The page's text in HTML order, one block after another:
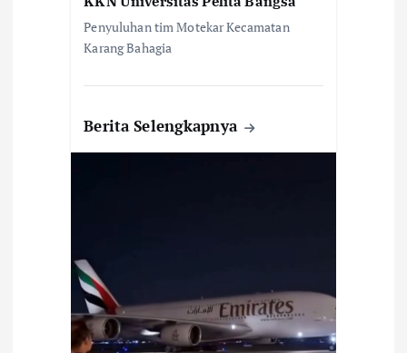
Penyuluhan tim Motekar Kecamatan
Karang Bahagia
Berita Selengkapnya